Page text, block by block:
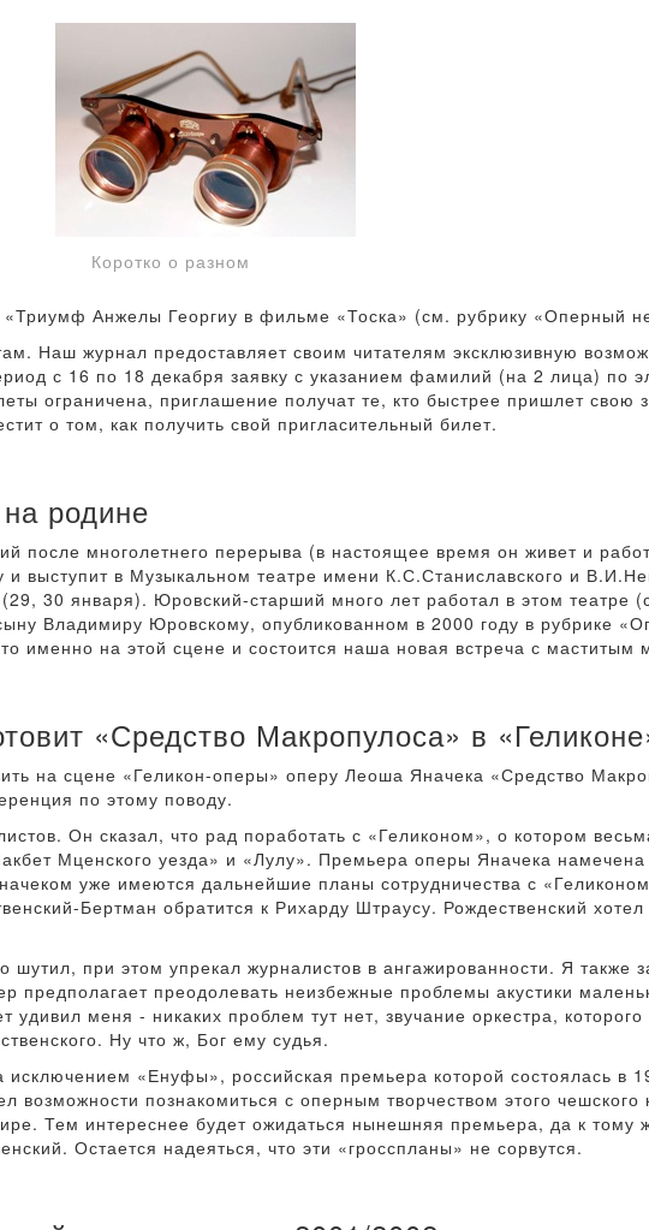
Коротко о разном
Анжелы Георгиу в фильме «Тоска» (см. рубрику «Оперный
Наш журнал предоставляет своим читателям эксклюзивную
с 16 по 18 декабря заявку с указанием фамилий (на 2 лица) по
ограничена, приглашение получат те, кто быстрее пришлет свою
о том, как получить свой пригласительный билет.
родине
после многолетнего перерыва (в настоящее время он живет и
выступит в Музыкальном театре имени К.С.Станиславского и
30 января). Юровский-старший много лет работал в этом театре
Владимиру Юровскому, опубликованном в 2000 году в рубрике
именно на этой сцене и состоится наша новая встреча с маститым
«Средство Макропулоса» в
на сцене «Геликон-оперы» оперу Леоша Яначека «Средство
по этому поводу.
Он сказал, что рад поработать с «Геликоном», о котором
Мценского уезда» и «Лулу». Премьера оперы Яначека намечена
уже имеются дальнейшие планы сотрудничества с
Бертман обратится к Рихарду Штраусу. Рождественский хотел
при этом упрекал журналистов в ангажированности. Я также
предполагает преодолевать неизбежные проблемы акустики
меня - никаких проблем тут нет, звучание оркестра,
Ну что ж, Бог ему судья.
«Енуфы», российская премьера которой состоялась в
возможности познакомиться с оперным творчеством этого чешского
Тем интереснее будет ожидаться нынешняя премьера, да к тому
Остается надеяться, что эти «гросспланы» не сорвутся.